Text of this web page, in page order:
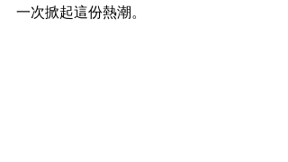
一次掀起這份熱潮。